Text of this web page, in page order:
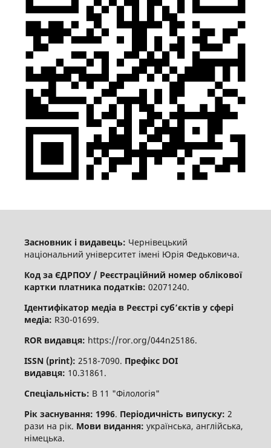
Засновник і видавець: Чернівецький
національний університет імені Юрія Федьковича.
Код за ЄДРПОУ / Реєстраційний номер облікової
картки платника податків: 02071240.
Ідентифікатор медіа в Реєстрі суб’єктів у сфері
медіа: R30-01699.
ROR видавця: https://ror.org/044n25186.
ISSN (print): 2518-7090. Префікс DOI
видавця: 10.31861.
Спеціальність: В 11 "Філологія"
Рік заснування: 1996. Періодичність випуску: 2
рази на рік. Мови видання: українська, англійська,
німецька.